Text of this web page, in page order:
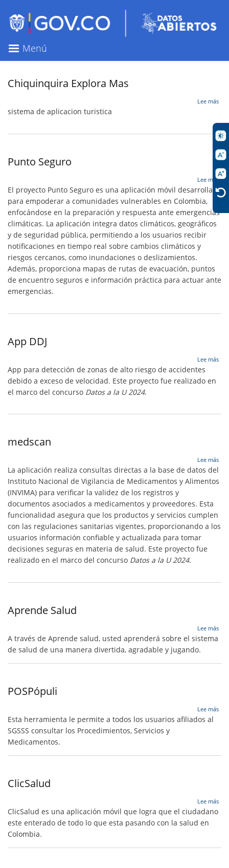
contenido
principal
Menú
Chiquinquira Explora Mas
Lee más
sistema de aplicacion turistica
Punto Seguro
Lee más
El proyecto Punto Seguro es una aplicación móvil desarrollada
para empoderar a comunidades vulnerables en Colombia,
enfocándose en la preparación y respuesta ante emergencias
climáticas. La aplicación integra datos climáticos, geográficos
y de seguridad pública, permitiendo a los usuarios recibir
notificaciones en tiempo real sobre cambios climáticos y
riesgos cercanos, como inundaciones o deslizamientos.
Además, proporciona mapas de rutas de evacuación, puntos
de encuentro seguros e información práctica para actuar ante
emergencias.
App DDJ
Lee más
App para detección de zonas de alto riesgo de accidentes
debido a exceso de velocidad. Este proyecto fue realizado en
el marco del concurso Datos a la U 2024.
medscan
Lee más
La aplicación realiza consultas directas a la base de datos del
Instituto Nacional de Vigilancia de Medicamentos y Alimentos
(INVIMA) para verificar la validez de los registros y
documentos asociados a medicamentos y proveedores. Esta
funcionalidad asegura que los productos y servicios cumplen
con las regulaciones sanitarias vigentes, proporcionando a los
usuarios información confiable y actualizada para tomar
decisiones seguras en materia de salud. Este proyecto fue
realizado en el marco del concurso Datos a la U 2024.
Aprende Salud
Lee más
A través de Aprende salud, usted aprenderá sobre el sistema
de salud de una manera divertida, agradable y jugando.
POSPópuli
Lee más
Esta herramienta le permite a todos los usuarios afiliados al
SGSSS consultar los Procedimientos, Servicios y
Medicamentos.
ClicSalud
Lee más
ClicSalud es una aplicación móvil que logra que el ciudadano
este enterado de todo lo que esta pasando con la salud en
Colombia.